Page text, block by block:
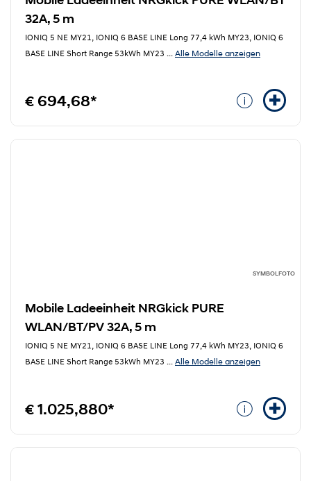
32A, 5 m
IONIQ 5 NE MY21, IONIQ 6 BASE LINE Long 77,4 kWh MY23, IONIQ 6
BASE LINE Short Range 53kWh MY23 ... Alle Modelle anzeigen
€ 694,68*
SYMBOLFOTO
Mobile Ladeeinheit NRGkick PURE
WLAN/BT/PV 32A, 5 m
IONIQ 5 NE MY21, IONIQ 6 BASE LINE Long 77,4 kWh MY23, IONIQ 6
BASE LINE Short Range 53kWh MY23 ... Alle Modelle anzeigen
€ 1.025,880*